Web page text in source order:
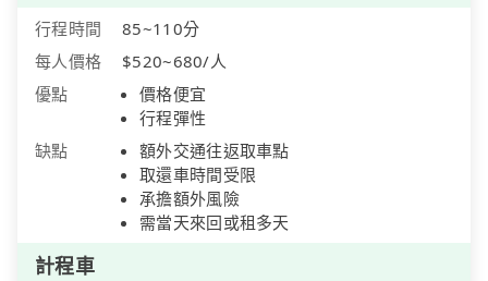
行程時間
85~110分
每人價格
$520~680/人
優點
價格便宜
行程彈性
缺點
額外交通往返取車點
取還車時間受限
承擔額外風險
需當天來回或租多天
計程車